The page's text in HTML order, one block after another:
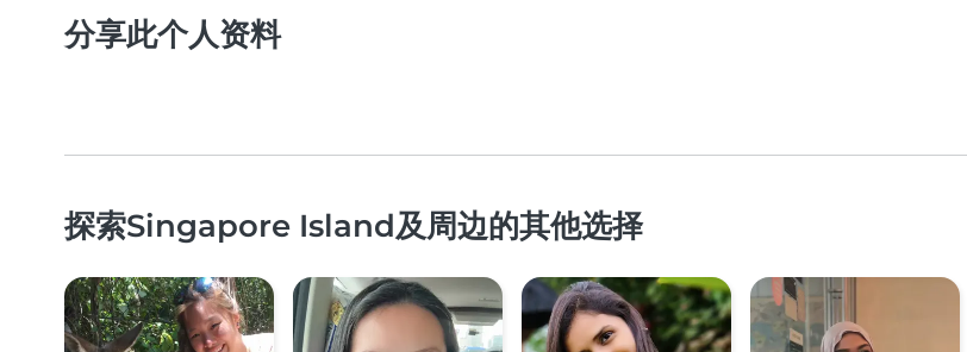
分享此个人资料
探索Singapore Island及周边的其他选择